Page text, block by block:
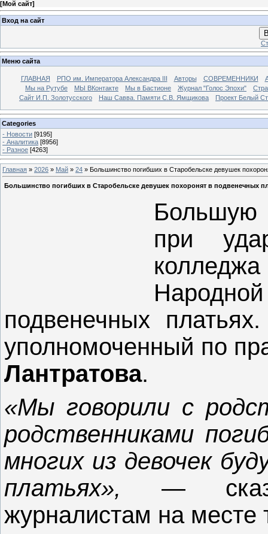
[Мой сайт]
Вход на сайт
Меню сайта
ГЛАВНАЯ РПО им. Императора Александра III Авторы СОВРЕМЕННИКИ
Мы на Рутубе
МЫ ВКонтакте Мы в Бастионе Журнал "Голос Эпохи"
Сайт И.П. Золотусского
Наш Савва. Памяти С.В. Ямщикова Проект Белый
Categories
- Новости [9195]
- Аналитика [8956]
- Разное [4263]
Главная » 2026 » Май » 24 » Большинство погибших в Старобельске девушек
Большинство погибших в Старобельске девушек похоронят в подвенечных
Большую
при
подвенечных
уполномоченный по
Лантратова.
«Мы говорили с
родственниками
многих из девочек
платьях», —
журналистам на месте